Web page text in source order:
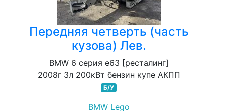
Передняя четверть (часть
кузова) Лев.
BMW 6 серия e63 [ресталинг]
2008г 3л 200кВт бензин купе АКПП
Б/У
BMW Lego